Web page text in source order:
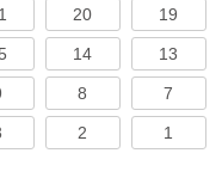
20 19
14 13
8 7
2 1